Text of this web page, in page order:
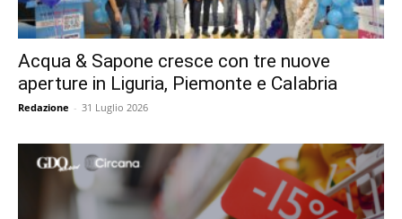
Acqua & Sapone cresce con tre nuove
aperture in Liguria, Piemonte e Calabria
Redazione - 31 Luglio 2026